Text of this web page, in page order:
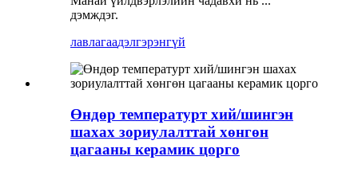
дэмждэг.
лавлагаадэлгэрэнгүй
Өндөр температурт хий/шингэн
шахах зориулалттай хөнгөн
цагааны керамик цорго